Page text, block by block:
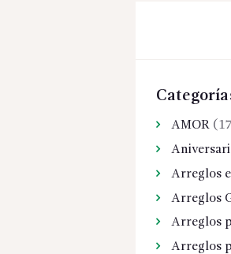
AMOR
Arreglos
Arreglos
Arreglos
Arreglos